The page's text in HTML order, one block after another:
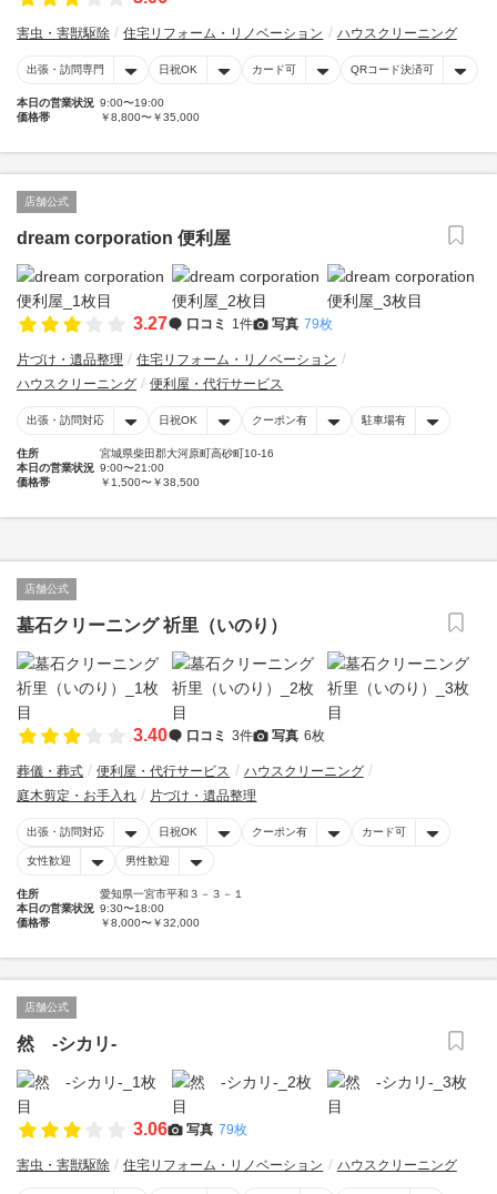
害虫・害獣駆除 住宅リフォーム・リノベーション ハウスクリーニング
出張・訪問専門 日祝OK カード可 QRコード決済可
本日の営業状況 9:00〜19:00
価格帯
￥8,800〜￥35,000
店舗公式
dream corporation 便利屋
3.27 口コミ 1件 写真 79枚
片づけ・遺品整理
住宅リフォーム・リノベーション
ハウスクリーニング
便利屋・代行サービス
出張・訪問対応 日祝OK クーポン有 駐車場有
住所
宮城県柴田郡大河原町高砂町10-16
本日の営業状況 9:00〜21:00
価格帯
￥1,500〜￥38,500
店舗公式
墓石クリーニング 祈里（いのり）
3.40 口コミ 3件 写真 6枚
葬儀・葬式 便利屋・代行サービス
ハウスクリーニング
庭木剪定・お手入れ
片づけ・遺品整理
出張・訪問対応 日祝OK クーポン有 カード可
女性歓迎 男性歓迎
住所
愛知県一宮市平和３－３－１
本日の営業状況 9:30〜18:00
価格帯
￥8,000〜￥32,000
店舗公式
然 -シカリ-
3.06 写真 79枚
害虫・害獣駆除 住宅リフォーム・リノベーション ハウスクリーニング